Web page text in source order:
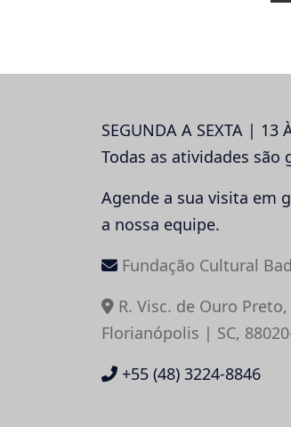
SEGUNDA A SEXTA | 13
Todas as atividades são
Agende a sua visita em
a nossa equipe.
Fundação Cultural
R. Visc. de Ouro
Florianópolis | SC,
+55 (48) 3224-8846